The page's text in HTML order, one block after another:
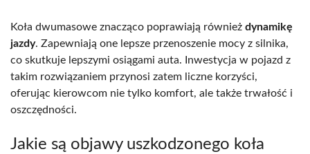
Koła dwumasowe znacząco poprawiają również dynamikę
jazdy. Zapewniają one lepsze przenoszenie mocy z silnika,
co skutkuje lepszymi osiągami auta. Inwestycja w pojazd z
takim rozwiązaniem przynosi zatem liczne korzyści,
oferując kierowcom nie tylko komfort, ale także trwałość i
oszczędności.
Jakie są objawy uszkodzonego koła